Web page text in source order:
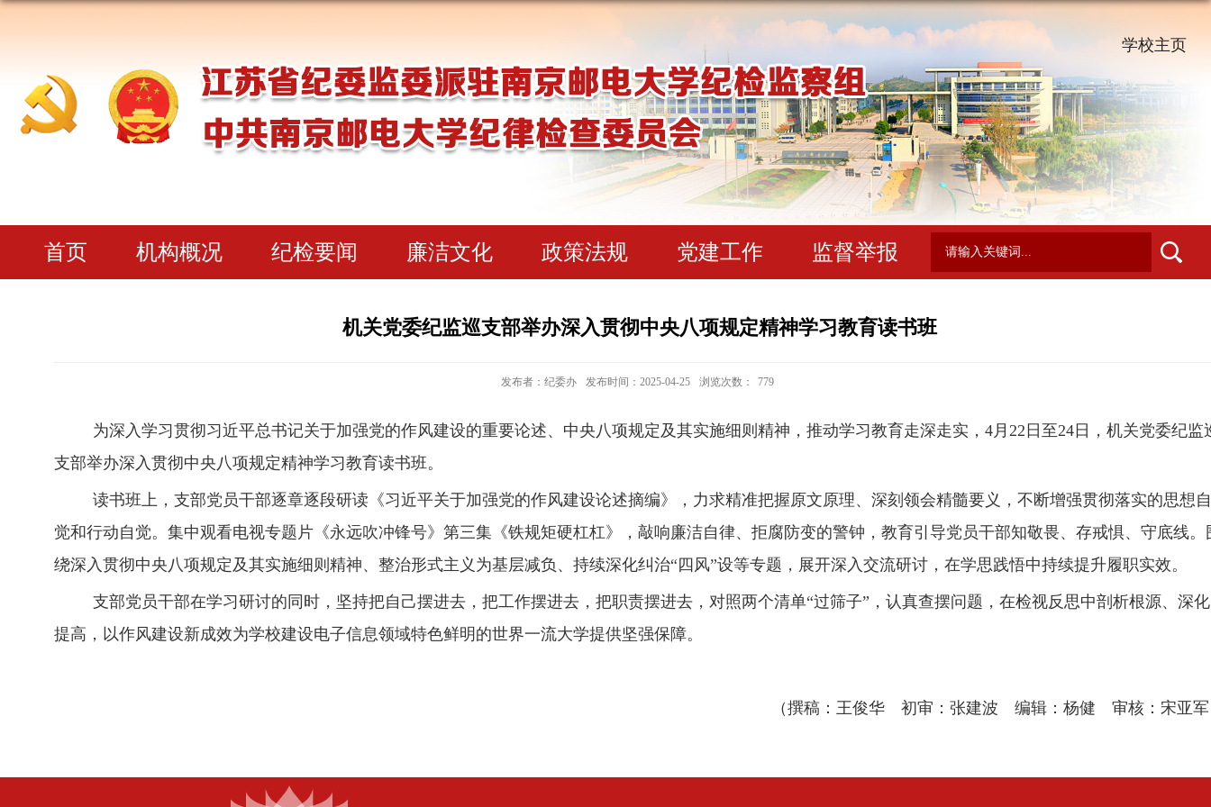
学校主页
首页 机构概况 纪检要闻 廉洁文化 政策法规 党建工作 监督举报
机关党委纪监巡支部举办深入贯彻中央八项规定精神学习教育读书班
发布者：纪委办 发布时间：2025-04-25 浏览次数： 779
为深入学习贯彻习近平总书记关于加强党的作风建设的重要论述、中央八项规定及其实施细则精神，推动学习教育走深走实， 4月 22 日至24 日，机关党委纪监
支部举办深入贯彻中央八项规定精神学习教育读书班。
读书班上，支部党员干部逐章逐段研读《习近平关于加强党的作风建设论述摘编》，力求精准把握原文原理、深刻领会精髓要义，不断增强贯彻落实的思想自
觉和行动自觉。集中观看电视专题片《永远吹冲锋号》第三集《铁规矩硬杠杠》，敲响廉洁自律、拒腐防变的警钟，教育引导党员干部知敬畏、存戒惧、守底线。
绕深入贯彻中央八项规定及其实施细则精神、整治形式主义为基层减负、持续深化纠治“四风”设等专题，展开深入交流研讨，在学思践悟中持续提升履职实效。
支部党员干部在学习研讨的同时，坚持把自己摆进去，把工作摆进去，把职责摆进去，对照两个清单“过筛子” ，认真查摆问题，在检视反思中剖析根源、深化
提高，以作风建设新成效为学校建设电子信息领域特色鲜明的世界一流大学提供坚强保障。
（撰稿：王俊华 初审：张建波 编辑：杨健 审核：宋亚